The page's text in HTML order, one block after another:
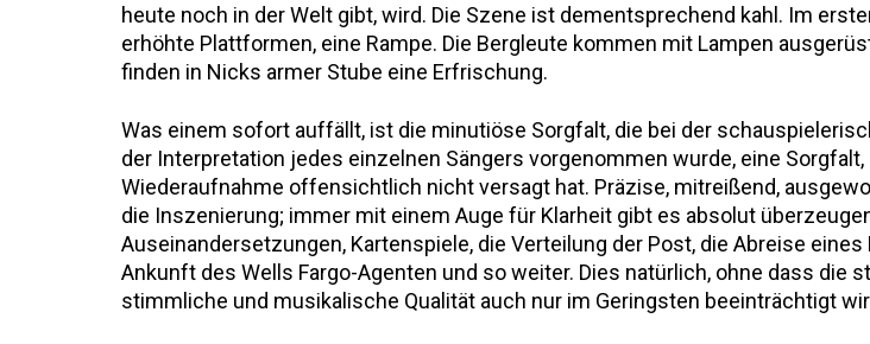
heute noch in der Welt gibt, wird. Die Szene ist dementsprechend kahl. Im
erhöhte Plattformen, eine Rampe. Die Bergleute kommen mit Lampen
finden in Nicks armer Stube eine Erfrischung.
Was einem sofort auffällt, ist die minutiöse Sorgfalt, die bei der
der Interpretation jedes einzelnen Sängers vorgenommen wurde, eine Sorgfalt,
Wiederaufnahme offensichtlich nicht versagt hat. Präzise, mitreißend,
die Inszenierung; immer mit einem Auge für Klarheit gibt es absolut
Auseinandersetzungen, Kartenspiele, die Verteilung der Post, die Abreise eines
Ankunft des Wells Fargo-Agenten und so weiter. Dies natürlich, ohne dass die
stimmliche und musikalische Qualität auch nur im Geringsten beeinträchtigt